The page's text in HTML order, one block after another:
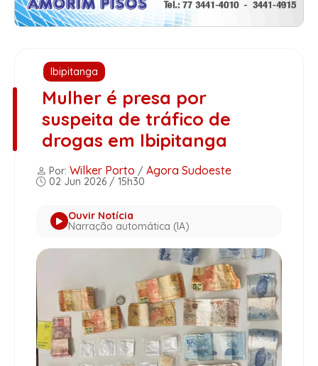
Ibipitanga
Mulher é presa por
suspeita de tráfico de
drogas em Ibipitanga
Por: Wilker Porto / Agora Sudoeste
02 Jun 2026 / 15h30
Ouvir Notícia
Narração automática (IA)